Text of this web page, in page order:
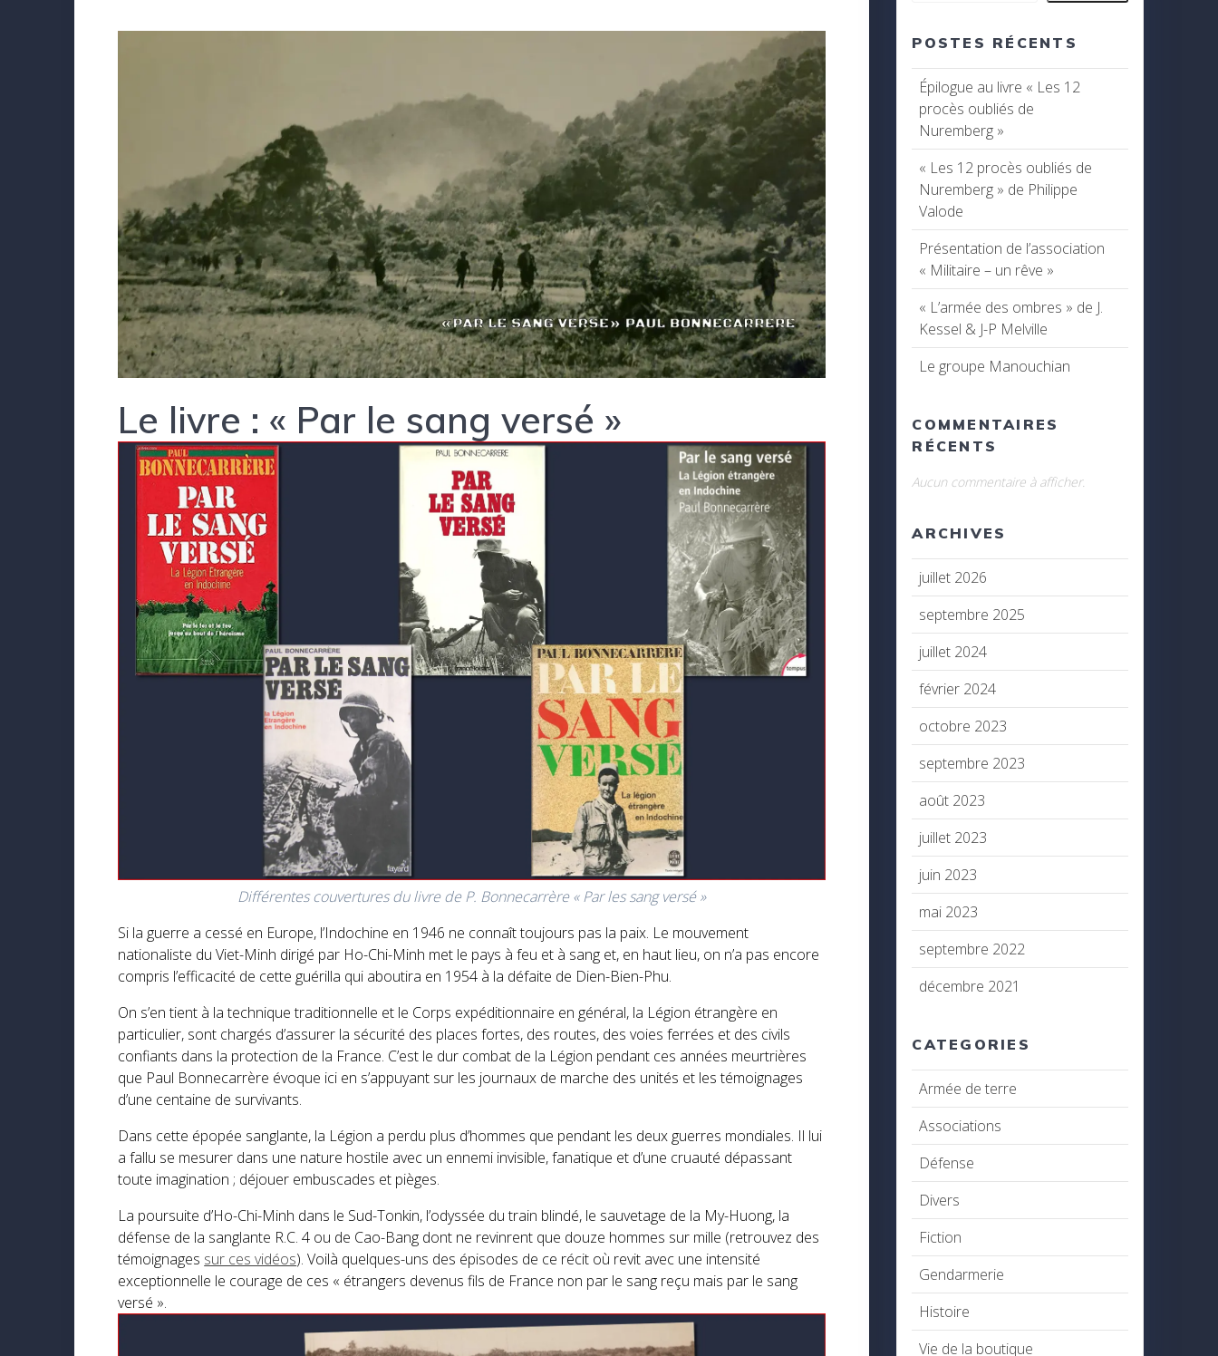
Le livre : « Par le sang versé »
Différentes couvertures du livre de P. Bonnecarrère « Par les sang versé »
Si la guerre a cessé en Europe, l’Indochine en 1946 ne connaît toujours pas la paix. Le mouvement
nationaliste du Viet-Minh dirigé par Ho-Chi-Minh met le pays à feu et à sang et, en haut lieu, on n’a pas encore
compris l’efficacité de cette guérilla qui aboutira en 1954 à la défaite de Dien-Bien-Phu.
On s’en tient à la technique traditionnelle et le Corps expéditionnaire en général, la Légion étrangère en
particulier, sont chargés d’assurer la sécurité des places fortes, des routes, des voies ferrées et des civils
confiants dans la protection de la France. C’est le dur combat de la Légion pendant ces années meurtrières
que Paul Bonnecarrère évoque ici en s’appuyant sur les journaux de marche des unités et les témoignages
d’une centaine de survivants.
Dans cette épopée sanglante, la Légion a perdu plus d’hommes que pendant les deux guerres mondiales. Il lui
a fallu se mesurer dans une nature hostile avec un ennemi invisible, fanatique et d’une cruauté dépassant
toute imagination ; déjouer embuscades et pièges.
La poursuite d’Ho-Chi-Minh dans le Sud-Tonkin, l’odyssée du train blindé, le sauvetage de la My-Huong, la
défense de la sanglante R.C. 4 ou de Cao-Bang dont ne revinrent que douze hommes sur mille (retrouvez des
témoignages sur ces vidéos). Voilà quelques-uns des épisodes de ce récit où revit avec une intensité
exceptionnelle le courage de ces « étrangers devenus fils de France non par le sang reçu mais par le sang
versé ».
POSTES RÉCENTS
Épilogue au livre « Les 12
procès oubliés de
Nuremberg »
« Les 12 procès oubliés de
Nuremberg » de Philippe
Valode
Présentation de l’association
« Militaire – un rêve »
« L’armée des ombres » de J.
Kessel & J-P Melville
Le groupe Manouchian
COMMENTAIRES
RÉCENTS
Aucun commentaire à afficher.
ARCHIVES
juillet 2026
septembre 2025
juillet 2024
février 2024
octobre 2023
septembre 2023
août 2023
juillet 2023
juin 2023
mai 2023
septembre 2022
décembre 2021
CATEGORIES
Armée de terre
Associations
Défense
Divers
Fiction
Gendarmerie
Histoire
Vie de la boutique